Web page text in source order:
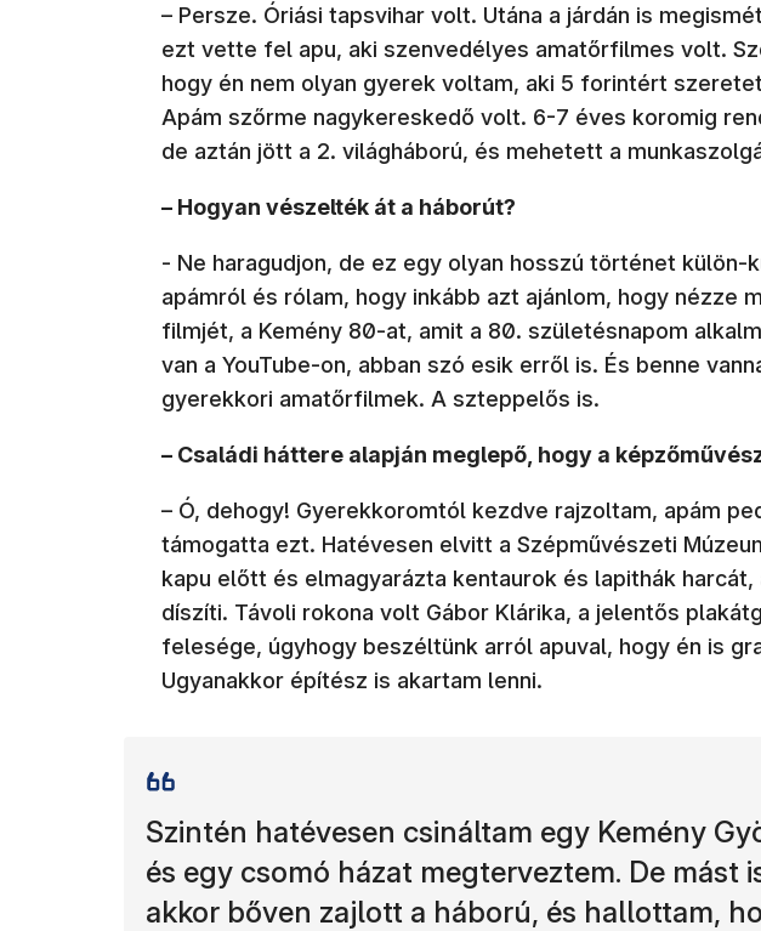
– Persze. Óriási tapsvihar volt. Utána a járdán is
ezt vette fel apu, aki szenvedélyes amatőrfilmes volt.
hogy én nem olyan gyerek voltam, aki 5 forintért
Apám szőrme nagykereskedő volt. 6-7 éves koromig
de aztán jött a 2. világháború, és mehetett a
– Hogyan vészelték át a háborút?
- Ne haragudjon, de ez egy olyan hosszú történet külön-
apámról és rólam, hogy inkább azt ajánlom, hogy nézze
filmjét, a Kemény 80-at, amit a 80. születésnapom
van a YouTube-on, abban szó esik erről is. És benne
gyerekkori amatőrfilmek. A szteppelős is.
– Családi háttere alapján meglepő, hogy a
– Ó, dehogy! Gyerekkoromtól kezdve rajzoltam, apám
támogatta ezt. Hatévesen elvitt a Szépművészeti
kapu előtt és elmagyarázta kentaurok és lapithák harcát,
díszíti. Távoli rokona volt Gábor Klárika, a jelentős
felesége, úgyhogy beszéltünk arról apuval, hogy én is
Ugyanakkor építész is akartam lenni.
Szintén hatévesen csináltam egy Kemény
és egy csomó házat megterveztem. De mást
akkor bőven zajlott a háború, és hallottam,